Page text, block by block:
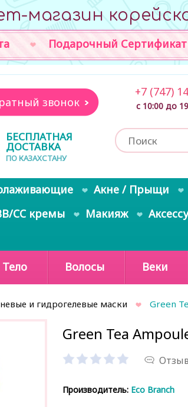
магазин
Подарочный Сертификат
звонок
БЕСПЛАТНАЯ
ДОСТАВКА
ПО КАЗАХСТАНУ
+7 (747)
с 10:00 до
Акне / Прыщи
CC кремы Макияж
Тело Волосы Веки
и гидрогелевые маски Green
Green Tea
Производитель: Eco Branch